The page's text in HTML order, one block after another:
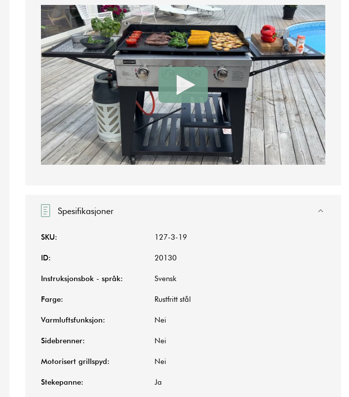
Spesifikasjoner
SKU: 127-3-19
ID: 20130
Instruksjonsbok - språk: Svensk
Farge: Rustfritt stål
Varmluftsfunksjon: Nei
Sidebrenner: Nei
Motorisert grillspyd: Nei
Stekepanne: Ja